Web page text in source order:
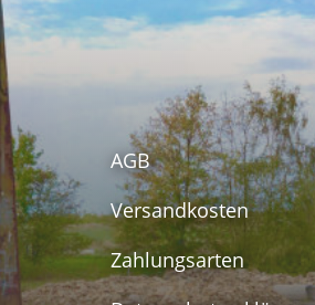
AGB
Versandkosten
Zahlungsarten